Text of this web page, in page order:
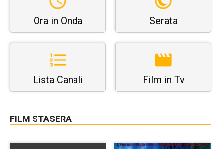
Ora in Onda Serata
Lista Canali Film in Tv
FILM STASERA